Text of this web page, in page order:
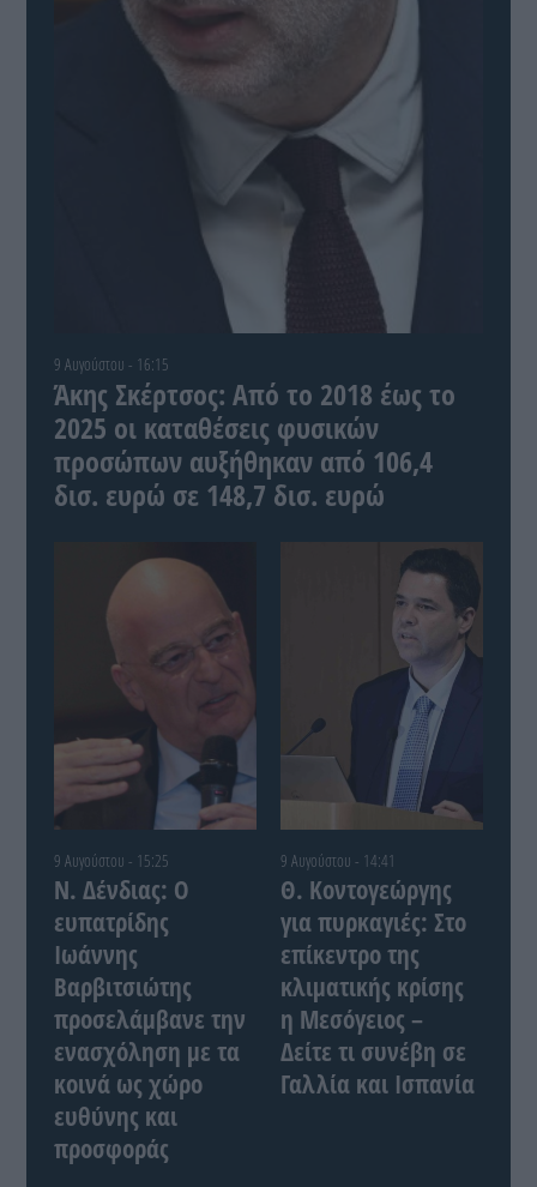
9 Αυγούστου - 16:15
Άκης Σκέρτσος: Από το 2018 έως το
2025 οι καταθέσεις φυσικών
προσώπων αυξήθηκαν από 106,4
δισ. ευρώ σε 148,7 δισ. ευρώ
9 Αυγούστου - 15:25
Ν. Δένδιας: Ο
ευπατρίδης
Ιωάννης
Βαρβιτσιώτης
προσελάμβανε την
ενασχόληση με τα
κοινά ως χώρο
ευθύνης και
προσφοράς
9 Αυγούστου - 14:41
Θ. Κοντογεώργης
για πυρκαγιές: Στο
επίκεντρο της
κλιματικής κρίσης
η Μεσόγειος –
Δείτε τι συνέβη σε
Γαλλία και Ισπανία